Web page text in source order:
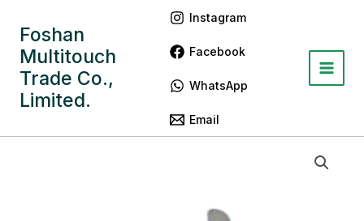
Foshan
Multitouch
Trade Co.,
Limited.
Instagram
Facebook
WhatsApp
Email